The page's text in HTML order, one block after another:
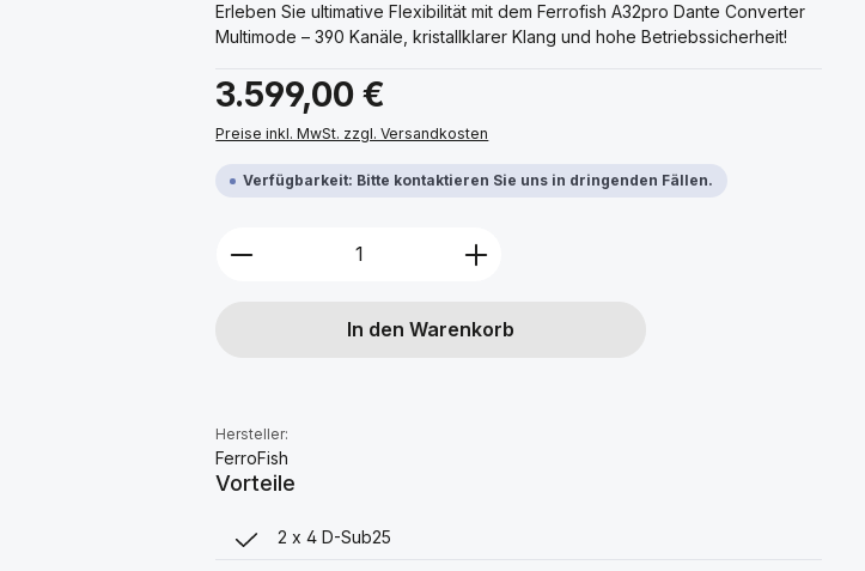
Erleben Sie ultimative Flexibilität mit dem Ferrofish A32pro Dante Converter
Multimode – 390 Kanäle, kristallklarer Klang und hohe Betriebssicherheit!
Regulärer Preis:
3.599,00 €
Preise inkl. MwSt. zzgl. Versandkosten
Verfügbarkeit: Bitte kontaktieren Sie uns in dringenden Fällen.
Produkt Anzahl: Gib den gewünschten Wert
In den Warenkorb
Hersteller:
FerroFish
Vorteile
2 x 4 D-Sub25